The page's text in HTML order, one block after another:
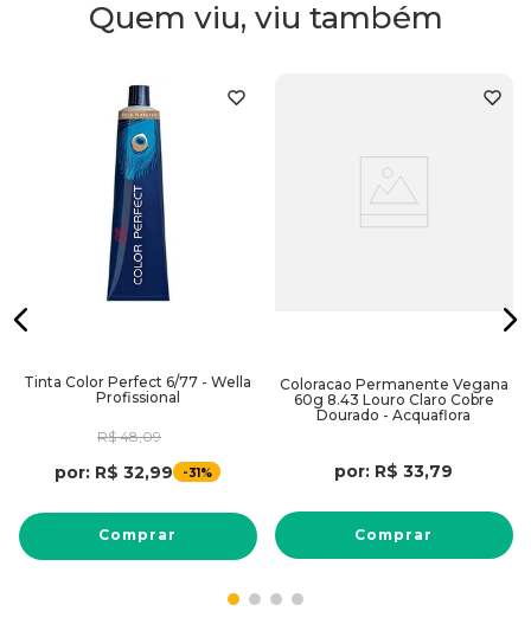
Quem viu, viu também
Tinta Color Perfect 6/77 - Wella
Profissional
R$ 48,09
por: R$ 32,99 -31%
Comprar
Coloracao Permanente Vegana
60g 8.43 Louro Claro Cobre
Dourado - Acquaflora
por: R$ 33,79
Comprar